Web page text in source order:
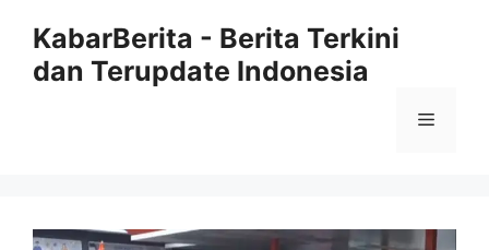
KabarBerita - Berita Terkini
dan Terupdate Indonesia
Menu